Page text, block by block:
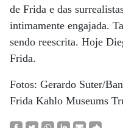
de Frida e das
intimamente engajada.
sendo reescrita. Hoje
Frida.
Fotos: Gerardo Suter/
Frida Kahlo Museums